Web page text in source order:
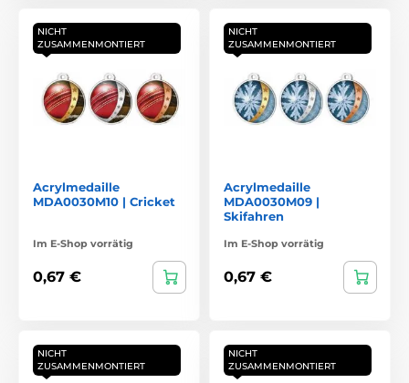
NICHT
ZUSAMMENMONTIERT
Acrylmedaille
MDA0030M10 | Cricket
Im E-Shop vorrätig
0,67 €
NICHT
ZUSAMMENMONTIERT
Acrylmedaille
MDA0030M09 |
Skifahren
Im E-Shop vorrätig
0,67 €
NICHT
ZUSAMMENMONTIERT
NICHT
ZUSAMMENMONTIERT